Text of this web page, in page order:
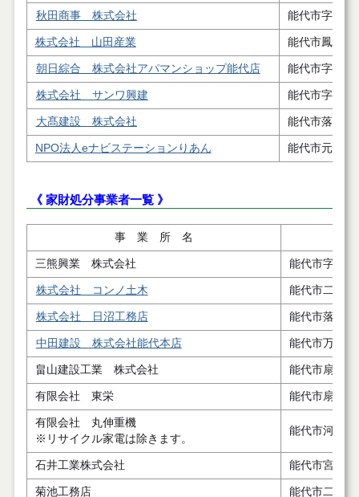
秋田商事 株式会社 能代市字大瀬
株式会社 山田産業 能代市鳳凰岱
朝日綜合 株式会社アパマンショップ能代店 能代市字寿域
株式会社 サンワ興建 能代市字高塙
大髙建設 株式会社 能代市落合字
NPO法人eナビステーションりあん 能代市元町８
《 家財処分事業者一覧 》
事 業 所 名
三熊興業 株式会社 能代市字後
株式会社 コンノ土木 能代市二ツ
株式会社 日沼工務店 能代市落合
中田建設 株式会社能代本店 能代市万町
畠山建設工業 株式会社 能代市扇田
有限会社 東栄 能代市扇田
有限会社 丸伸重機
※リサイクル家電は除きます。
能代市河戸
石井工業株式会社 能代市宮ノ
菊池工務店 能代市二ツ